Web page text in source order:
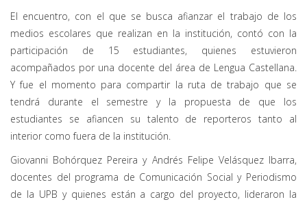
El encuentro, con el que se busca afianzar el trabajo de los
medios escolares que realizan en la institución, contó con la
participación de 15 estudiantes, quienes estuvieron
acompañados por una docente del área de Lengua Castellana.
Y fue el momento para compartir la ruta de trabajo que se
tendrá durante el semestre y la propuesta de que los
estudiantes se afiancen su talento de reporteros tanto al
interior como fuera de la institución.
Giovanni Bohórquez Pereira y Andrés Felipe Velásquez Ibarra,
docentes del programa de Comunicación Social y Periodismo
de la UPB y quienes están a cargo del proyecto, lideraron la